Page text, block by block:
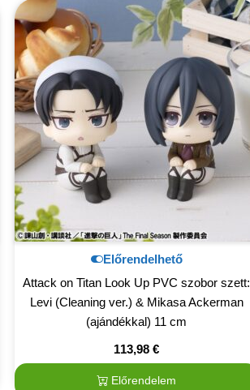
Előrendelhető
Attack on Titan Look Up PVC szobor szett:
Levi (Cleaning ver.) & Mikasa Ackerman
(ajándékkal) 11 cm
113,98€
Előrendelem